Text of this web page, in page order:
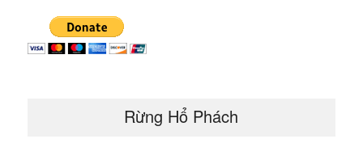
Rừng Hổ Phách